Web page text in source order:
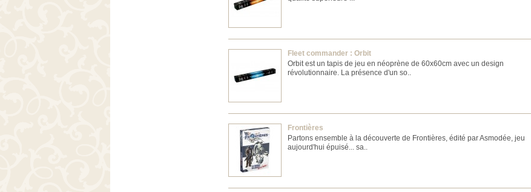
Fleet commander : Orbit
Orbit est un tapis de jeu en néoprène de 60x60cm avec un design
révolutionnaire. La présence d'un so..
Frontières
Partons ensemble à la découverte de Frontières, édité par Asmodée, jeu
aujourd'hui épuisé... sa..